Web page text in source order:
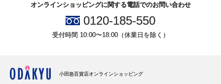
オンラインショッピングに関する電話でのお問い合わせ
0120-185-550
受付時間 10:00〜18:00（休業日を除く）
小田急百貨店オンラインショッピング